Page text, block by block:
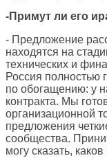
-Примут ли его
- Предложение
находятся на
технических и
Россия полностью
по обогащению: у
контракта. Мы
организационной
предложения
сообщества.
могу сказать, каков